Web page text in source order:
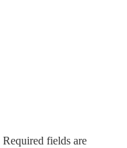
Required fields are